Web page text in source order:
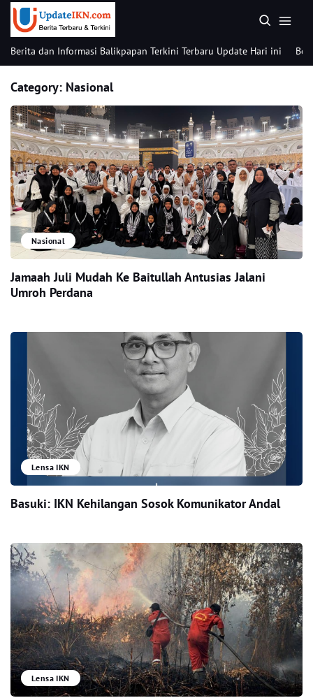
Berita dan Informasi Balikpapan Terkini Terbaru Update Hari ini
Category: Nasional
Nasional
Jamaah Juli Mudah Ke Baitullah Antusias Jalani
Umroh Perdana
Lensa IKN
Basuki: IKN Kehilangan Sosok Komunikator Andal
Lensa IKN